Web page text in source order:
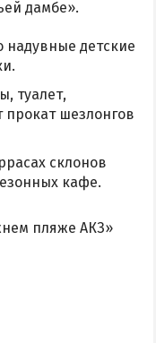
дамбе».
надувные детские
туалет,
прокат шезлонгов
склонов
кафе.